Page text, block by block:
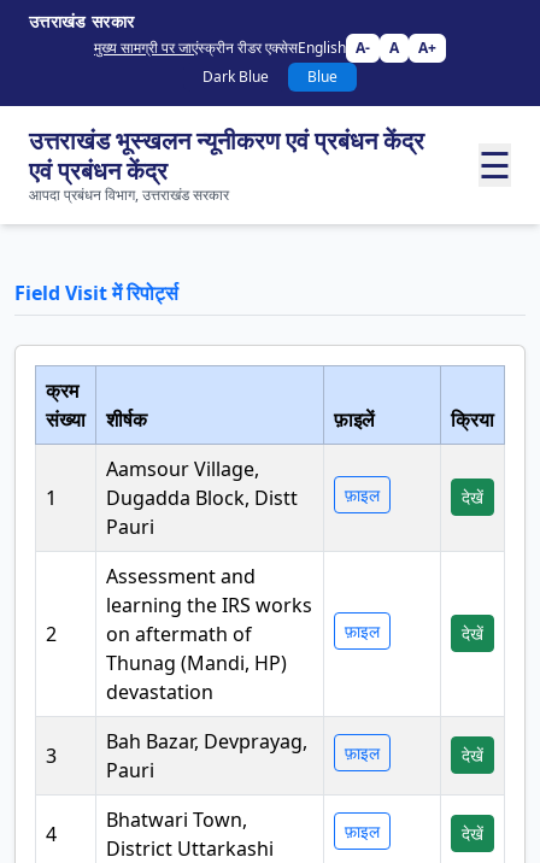
उत्तराखंड सरकार
मुख्य सामग्री पर जाएंस्क्रीन रीडर एक्सेसEnglish A- A
A+
Dark Blue
Blue
उत्तराखंड भूस्खलन न्यूनीकरण एवं प्रबंधन केंद्र
एवं प्रबंधन केंद्र
आपदा प्रबंधन विभाग, उत्तराखंड सरकार
☰
Field Visit में रिपोर्ट्स
क्रम
संख्या
शीर्षक फ़ाइलें क्रिया
1
Aamsour Village,
Dugadda Block, Distt
Pauri
फ़ाइल देखें
2
Assessment and
learning the IRS works
on aftermath of
Thunag (Mandi, HP)
devastation
फ़ाइल देखें
3
Bah Bazar, Devprayag,
Pauri
फ़ाइल देखें
4
Bhatwari Town,
District Uttarkashi
फ़ाइल देखें